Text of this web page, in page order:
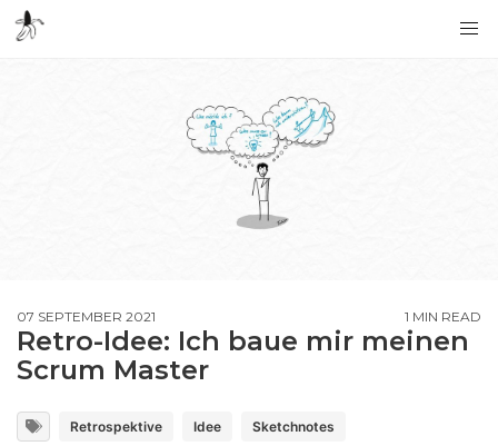
07 SEPTEMBER 2021 1 MIN READ
Retro-Idee: Ich baue mir meinen
Scrum Master
Retrospektive Idee Sketchnotes